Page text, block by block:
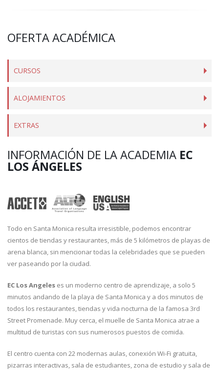
OFERTA ACADÉMICA
CURSOS
ALOJAMIENTOS
EXTRAS
INFORMACIÓN DE LA ACADEMIA EC
LOS ÁNGELES
Todo en Santa Monica resulta irresistible, podemos encontrar
cientos de tiendas y restaurantes, más de 5 kilómetros de playas de
arena blanca, sin mencionar todas la celebridades que se pueden
ver paseando por la ciudad.
EC Los Angeles es un moderno centro de aprendizaje, a solo 5
minutos andando de la playa de Santa Monica y a dos minutos de
todos los restaurantes, tiendas y vida nocturna de la famosa 3rd
Street Promenade. Muy cerca, el muelle de Santa Monica atrae a
multitud de turistas con sus numerosos puestos de comida.
El centro cuenta con 22 modernas aulas, conexión Wi-Fi gratuita,
pizarras interactivas, sala de estudiantes, zona de estudio y sala de